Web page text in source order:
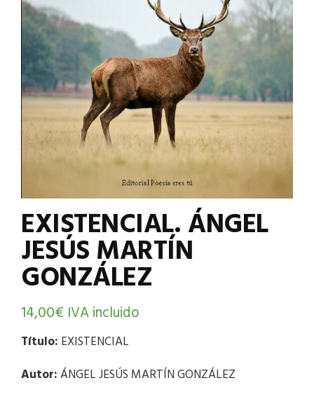
EXISTENCIAL. ÁNGEL
JESÚS MARTÍN
GONZÁLEZ
14,00€ IVA incluido
Título: EXISTENCIAL
Autor:ÁNGEL JESÚS MARTÍN GONZÁLEZ